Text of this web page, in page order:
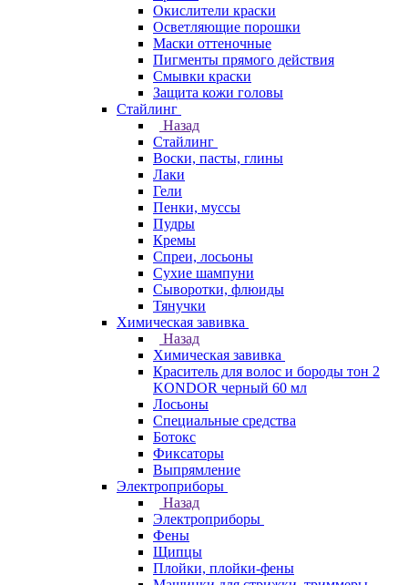
Окислители краски
Осветляющие порошки
Маски оттеночные
Пигменты прямого действия
Смывки краски
Защита кожи головы
Стайлинг
Назад
Стайлинг
Воски, пасты, глины
Лаки
Гели
Пенки, муссы
Пудры
Кремы
Спреи, лосьоны
Сухие шампуни
Сыворотки, флюиды
Тянучки
Химическая завивка
Назад
Химическая завивка
Краситель для волос и бороды тон 2
KONDOR черный 60 мл
Лосьоны
Специальные средства
Ботокс
Фиксаторы
Выпрямление
Электроприборы
Назад
Электроприборы
Фены
Щипцы
Плойки, плойки-фены